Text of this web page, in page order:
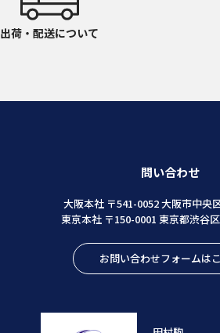
出荷・配送について
問い合わせ
大阪本社 〒541-0052 大阪市中央
東京本社 〒150-0001 東京都渋谷
お問い合わせフォームは